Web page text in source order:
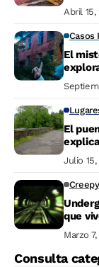
Abril
Casos
El
El
Julio 15,
que
Marzo 7,
Consulta